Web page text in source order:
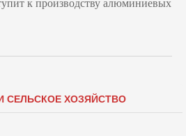
СЕЛЬСКОЕ ХОЗЯЙСТВО